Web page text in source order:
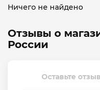
Ничего не найдено
Отзывы о
России
Оставьте